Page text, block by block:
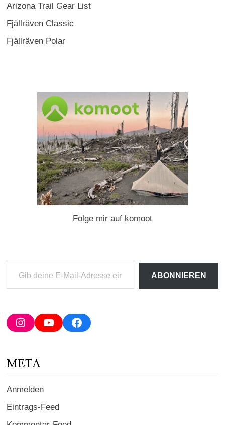
Arizona Trail Gear List
Fjällräven Classic
Fjällräven Polar
Folge mir auf komoot
deine
Adresse
ein ...
ABONNIEREN
InstagramYouTubeFacebook
META
Anmelden
Eintrags-Feed